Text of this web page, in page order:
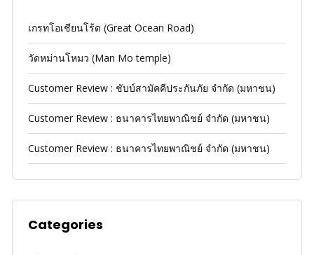
เกรทโอเชียนโร้ด (Great Ocean Road)
วัดหม่านโหมว (Man Mo temple)
Customer Review : ชับบ์สามัคคีประกันภัย จำกัด (มหาชน)
Customer Review : ธนาคารไทยพาณิชย์ จำกัด (มหาชน)
Customer Review : ธนาคารไทยพาณิชย์ จำกัด (มหาชน)
Categories